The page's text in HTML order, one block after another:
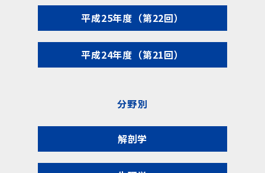
平成25年度（第22回）
平成24年度（第21回）
分野別
解剖学